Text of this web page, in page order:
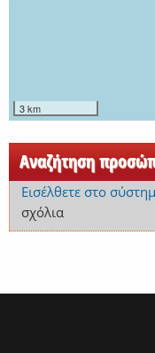
3 km
Αναζήτηση
Εισέλθετε στο
σχόλια